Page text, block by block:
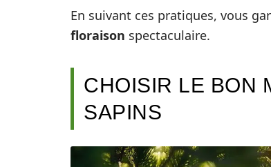
En suivant ces pratiques, vous
floraison spectaculaire.
CHOISIR LE BON
SAPINS